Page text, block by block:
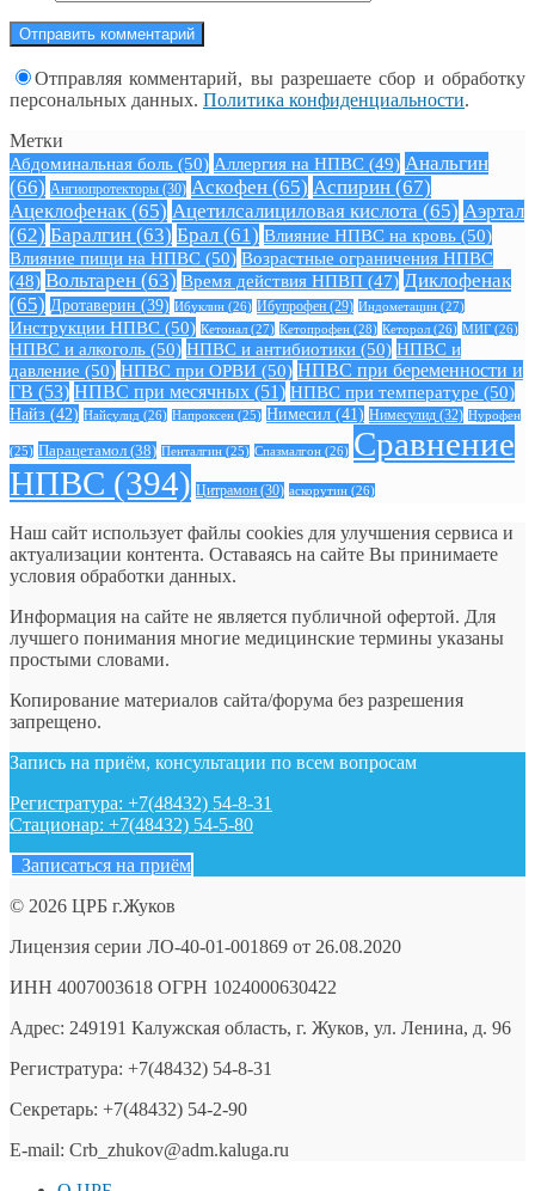
Отправляя комментарий, вы разрешаете сбор и обработку
персональных данных. Политика конфиденциальности.
Метки
Абдоминальная боль (50) Аллергия на НПВС (49) Анальгин
(66) Ангиопротекторы (30) Аскофен (65) Аспирин (67)
Ацеклофенак (65) Ацетилсалициловая кислота (65) Аэртал
(62) Баралгин (63) Брал (61) Влияние НПВС на кровь (50)
Влияние пищи на НПВС (50) Возрастные ограничения НПВС
(48) Вольтарен (63) Время действия НПВП (47) Диклофенак
(65) Дротаверин (39) Ибуклин (26) Ибупрофен (29) Индометацин (27)
Инструкции НПВС (50) Кетонал (27) Кетопрофен (28) Кеторол (26) МИГ (26)
НПВС и алкоголь (50) НПВС и антибиотики (50) НПВС и
давление (50) НПВС при ОРВИ (50) НПВС при беременности и
ГВ (53) НПВС при месячных (51) НПВС при температуре (50)
Найз (42) Найсулид (26) Напроксен (25) Нимесил (41) Нимесулид (32) Нурофен
(25) Парацетамол (38) Пенталгин (25) Спазмалгон (26) Сравнение
НПВС (394) Цитрамон (30) аскорутин (26)
Наш сайт использует файлы cookies для улучшения сервиса и
актуализации контента. Оставаясь на сайте Вы принимаете
условия обработки данных.
Информация на сайте не является публичной офертой. Для
лучшего понимания многие медицинские термины указаны
простыми словами.
Копирование материалов сайта/форума без разрешения
запрещено.
Запись на приём, консультации по всем вопросам
Регистратура: +7(48432) 54-8-31
Стационар: +7(48432) 54-5-80
Записаться на приём
© 2026 ЦРБ г.Жуков
Лицензия серии ЛО-40-01-001869 от 26.08.2020
ИНН 4007003618 ОГРН 1024000630422
Адрес: 249191 Калужская область, г. Жуков, ул. Ленина, д. 96
Регистратура: +7(48432) 54-8-31
Секретарь: +7(48432) 54-2-90
E-mail: Crb_zhukov@adm.kaluga.ru